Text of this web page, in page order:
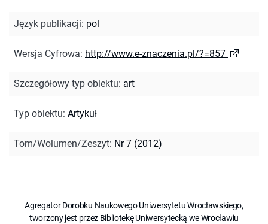
Język publikacji: pol
Wersja Cyfrowa: http://www.e-znaczenia.pl/?=857
Szczegółowy typ obiektu: art
Typ obiektu: Artykuł
Tom/Wolumen/Zeszyt: Nr 7 (2012)
Agregator Dorobku Naukowego Uniwersytetu Wrocławskiego,
tworzony jest przez Bibliotekę Uniwersytecką we Wrocławiu